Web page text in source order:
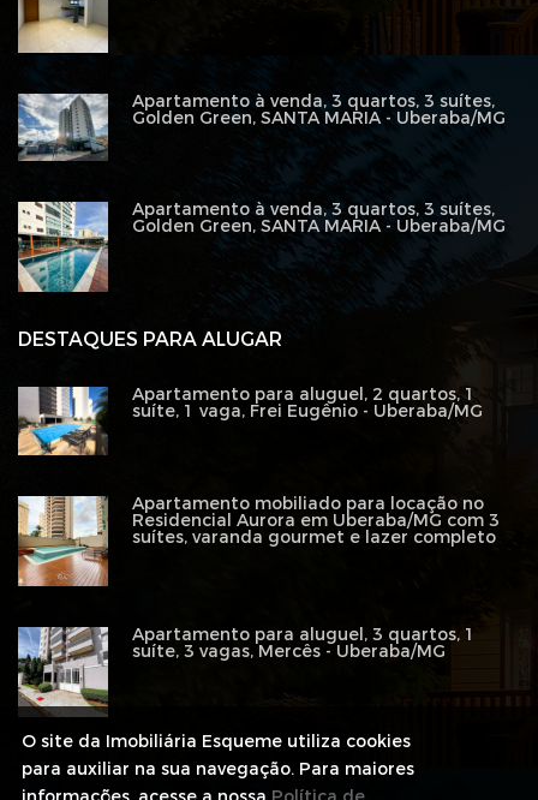
DESTAQUES PARA ALUGAR
Apartamento para aluguel, 2 quartos, 1
suíte, 1 vaga, Frei Eugênio - Uberaba/MG
Apartamento mobiliado para locação no
Residencial Aurora em Uberaba/MG com 3
suítes, varanda gourmet e lazer completo
Apartamento para aluguel, 3 quartos, 1
suíte, 3 vagas, Mercês - Uberaba/MG
Apartamento à venda, 3 quartos, 3 suítes,
Golden Green, SANTA MARIA - Uberaba/MG
Apartamento à venda, 3 quartos, 3 suítes,
Golden Green, SANTA MARIA - Uberaba/MG
O site da Imobiliária Esqueme utiliza cookies
para auxiliar na sua navegação. Para maiores